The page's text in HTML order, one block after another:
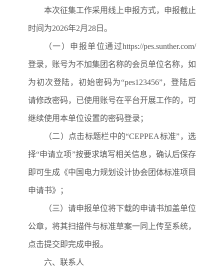
本次征集工作采用线上申报方式，申报截止
时间为2026年2月28日。
（一）申报单位通过https://pes.sunther.com/
登录，账号为不加集团名称的会员单位名称，如
为初次登陆，初始密码为“pes123456”，登陆后
请修改密码，已使用账号在平台开展工作的，可
继续使用本单位设置的密码登录；
（二）点击标题栏中的“CEPPEA标准”，选
择“申请立项”按要求填写相关信息，确认后保存
即可生成《中国电力规划设计协会团体标准项目
申请书》；
（三）请申报单位将下载的申请书加盖单位
公章，将其扫描件与标准草案一同上传至系统，
点击提交即完成申报。
六、联系人